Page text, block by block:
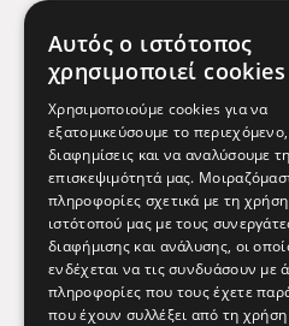
Χρήσιμα
Εφημερεύοντα
Όροι
Πολιτική
Αυτός ο ιστότοπος
χρησιμοποιεί cookies
Χρησιμοποιούμε cookies για να
εξατομικεύσουμε το περιεχόμενο,
διαφημίσεις και να αναλύσουμε
επισκεψιμότητά μας.
πληροφορίες σχετικά με τη
ιστότοπού μας με τους
διαφήμισης και ανάλυσης, οι
ενδέχεται να τις συνδυάσουν με
πληροφορίες που τους έχετε
που έχουν συλλέξει από τη